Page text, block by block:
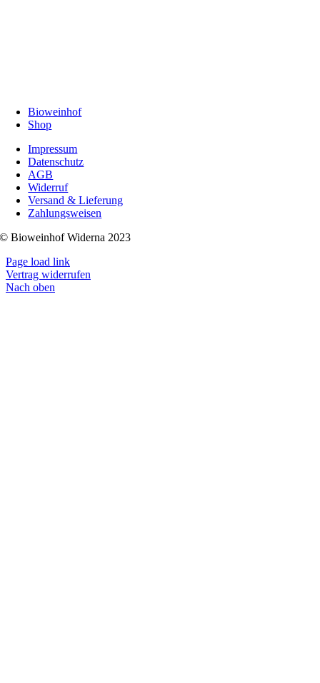
Bioweinhof
Shop
Impressum
Datenschutz
AGB
Widerruf
Versand & Lieferung
Zahlungsweisen
© Bioweinhof Widerna 2023
Page load link
Vertrag widerrufen
Nach oben